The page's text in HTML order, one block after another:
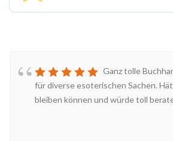
Ganz tolle
für diverse esoterischen Sachen.
bleiben können und würde toll